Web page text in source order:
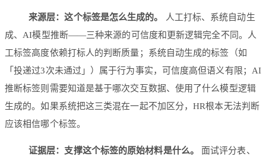
来源层：这个标签是怎么生成的。
人工打标、系统自动生
成、AI模型推断——三种来源的可信度和更新逻辑完全不同。人
工标签高度依赖打标人的判断质量；系统自动生成的标签（如
「投递过3次未通过」）属于行为事实，可信度高但语义有限；AI
推断标签则需要知道是基于哪次交互数据、使用了什么模型逻辑
生成的。如果系统把这三类混在一起不加区分，HR根本无法判断
应该相信哪个标签。
证据层：支撑这个标签的原始材料是什么。
面试评分表、